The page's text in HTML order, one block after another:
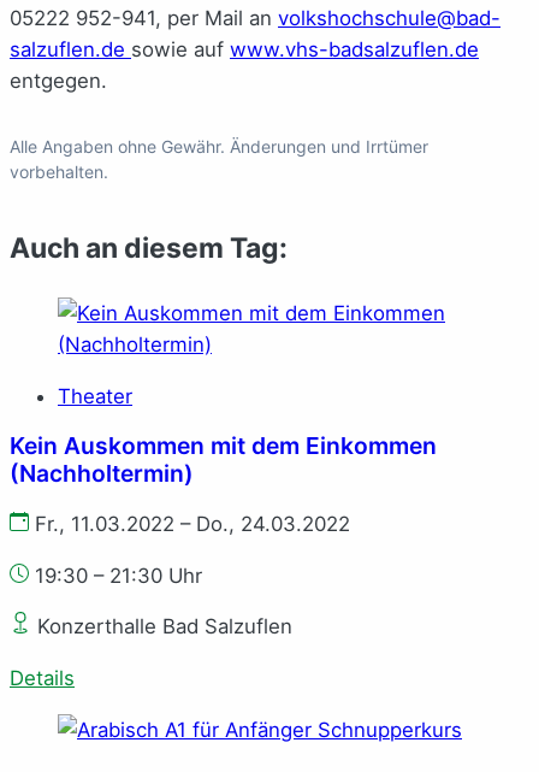
05222 952-941, per Mail an volkshochschule@bad-
salzuflen.de sowie auf www.vhs-badsalzuflen.de
entgegen.
Alle Angaben ohne Gewähr. Änderungen und Irrtümer
vorbehalten.
Auch an diesem Tag:
Theater
Kein Aus­kom­men mit dem Ein­kom­men
(Nachholtermin)
Fr., 11.03.2022 – Do., 24.03.2022
19:30 – 21:30 Uhr
Konzerthalle Bad Salzuflen
Details